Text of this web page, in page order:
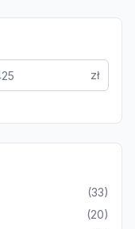
zł
(33)
(20)